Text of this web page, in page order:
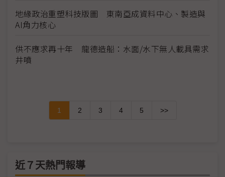
地緣政治重塑科技版圖 東南亞成資料中心、製造與
AI角力核心
供不應求再十年 龍德造船：水面/水下無人載具需求
井噴
1 2 3 4 5 >>
近７天熱門報導